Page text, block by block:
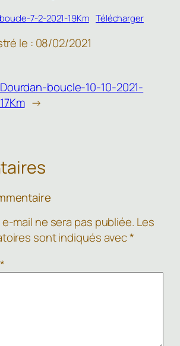
7-2-2021-19Km Télécharger
le : 08/02/2021
Dourdan-boucle-10-10-2021-
17Km →
mail ne sera pas publiée. Les
sont indiqués avec*
*